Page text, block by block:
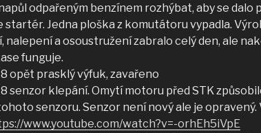
odpařeným benzínem rozhýbat, aby se dalo
startér. Jedna ploška z komutátoru vypadla.
nalepení a osoustružení zabralo celý den, ale
funguje.
opět prasklý výfuk, zavařeno
senzor klepání. Omytí motoru před STK
senzoru. Senzor není nový ale je opravený.
www.youtube.com/watch?v=-orhEh5iVpE